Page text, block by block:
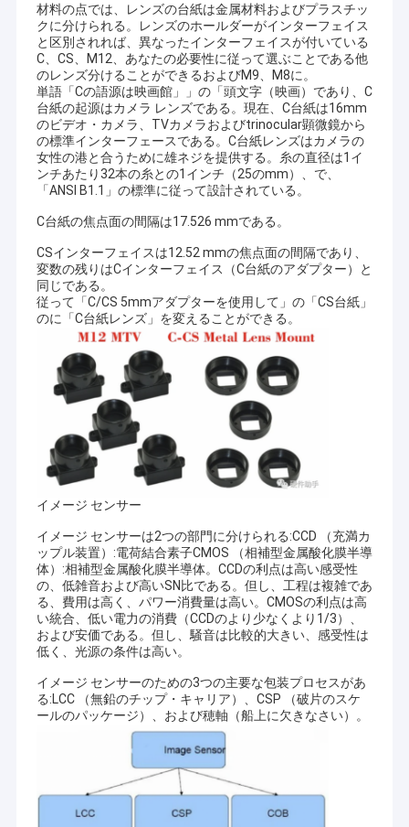
材料の点では、レンズの台紙は金属材料およびプラスチッ
クに分けられる。レンズのホールダーがインターフェイス
と区別されれば、異なったインターフェイスが付いている
C、CS、M12、あなたの必要性に従って選ぶことである他
のレンズ分けることができるおよびM9、M8に。
単語「Cの語源は映画館」」の「頭文字（映画）であり、C
台紙の起源はカメラ レンズである。現在、C台紙は16mm
のビデオ・カメラ、TVカメラおよびtrinocular顕微鏡から
の標準インターフェースである。C台紙レンズはカメラの
女性の港と合うために雄ネジを提供する。糸の直径は1イ
ンチあたり32本の糸との1インチ（25のmm）、で、
「ANSI B1.1」の標準に従って設計されている。
C台紙の焦点面の間隔は17.526 mmである。
CSインターフェイスは12.52 mmの焦点面の間隔であり、
変数の残りはCインターフェイス（C台紙のアダプター）と
同じである。
従って「C/CS 5mmアダプターを使用して」の「CS台紙」
のに「C台紙レンズ」を変えることができる。
イメージ センサー
イメージ センサーは2つの部門に分けられる:CCD （充満カ
ップル装置）:電荷結合素子CMOS （相補型金属酸化膜半導
体）:相補型金属酸化膜半導体。CCDの利点は高い感受性
の、低雑音および高いSN比である。但し、工程は複雑であ
る、費用は高く、パワー消費量は高い。CMOSの利点は高
い統合、低い電力の消費（CCDのより少なくより1/3）、
および安価である。但し、騒音は比較的大きい、感受性は
低く、光源の条件は高い。
イメージ センサーのための3つの主要な包装プロセスがあ
る:LCC （無鉛のチップ・キャリア）、CSP （破片のスケ
ールのパッケージ）、および穂軸（船上に欠きなさい）。